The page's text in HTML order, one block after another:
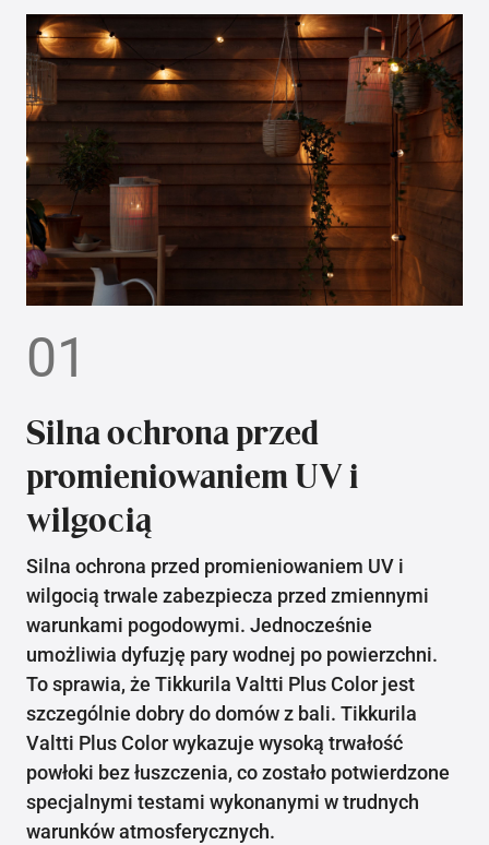
01
Silna ochrona przed
promieniowaniem UV i
wilgocią
Silna ochrona przed promieniowaniem UV i
wilgocią trwale zabezpiecza przed zmiennymi
warunkami pogodowymi. Jednocześnie
umożliwia dyfuzję pary wodnej po powierzchni.
To sprawia, że Tikkurila Valtti Plus Color jest
szczególnie dobry do domów z bali. Tikkurila
Valtti Plus Color wykazuje wysoką trwałość
powłoki bez łuszczenia, co zostało potwierdzone
specjalnymi testami wykonanymi w trudnych
warunków atmosferycznych.